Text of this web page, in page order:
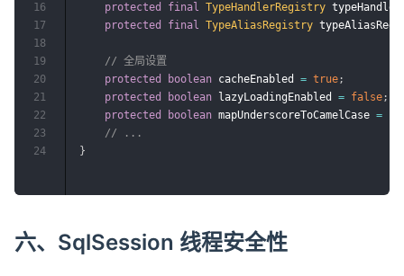
protected
final TypeHandlerRegistry
protected
final TypeAliasRegistry
// 全局设置
protected
boolean cacheEnabled = true;
protected
boolean lazyLoadingEnabled = false;
protected
boolean mapUnderscoreToCamelCase =
// ...
}
16
17
18
19
20
21
22
23
24
六、SqlSession 线程安全性